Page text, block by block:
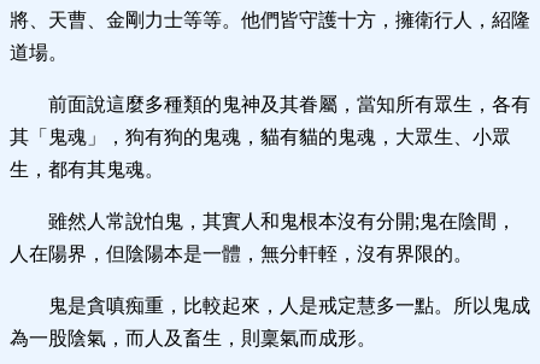
將、天曹、金剛力士等等。他們皆守護十方，擁衛行人，紹隆
道場。
前面說這麼多種類的鬼神及其眷屬，當知所有眾生，各有
其「鬼魂」，狗有狗的鬼魂，貓有貓的鬼魂，大眾生、小眾
生，都有其鬼魂。
雖然人常說怕鬼，其實人和鬼根本沒有分開;鬼在陰間，
人在陽界，但陰陽本是一體，無分軒輊，沒有界限的。
鬼是貪嗔痴重，比較起來，人是戒定慧多一點。所以鬼成
為一股陰氣，而人及畜生，則稟氣而成形。